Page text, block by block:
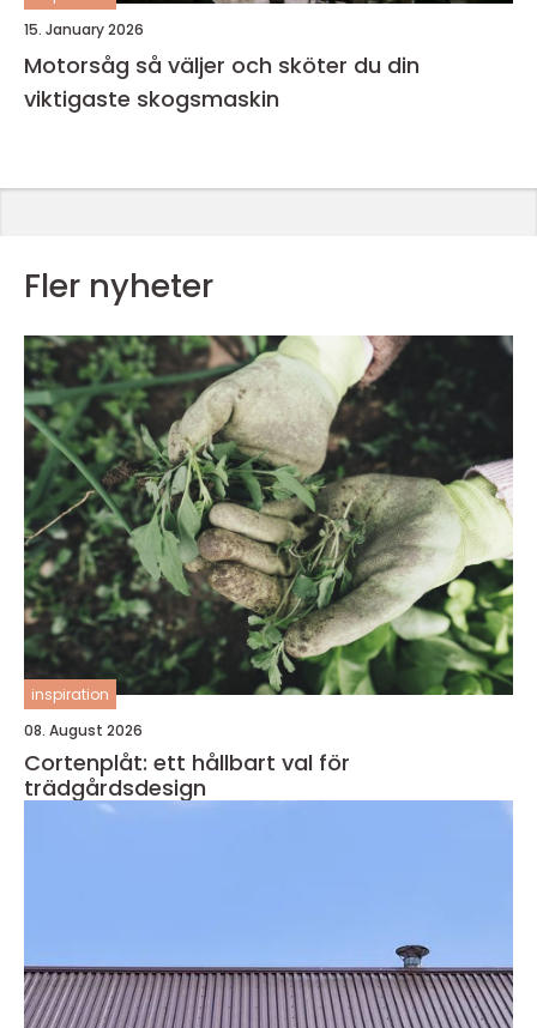
15. January 2026
Motorsåg så väljer och sköter du din
viktigaste skogsmaskin
Fler nyheter
inspiration
08. August 2026
Cortenplåt: ett hållbart val för
trädgårdsdesign